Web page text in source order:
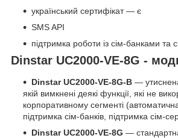
український сертифікат — є
SMS API
підтримка роботи із сім-банками та
Dinstar UC2000-VE-8G -
Dinstar UC2000-VE-8G-B ―
якій вимкнені деякі функції, які не
корпоративному сегменті
підтримка сім-банків, підтримка сім-
Dinstar UC2000-VE-8G —